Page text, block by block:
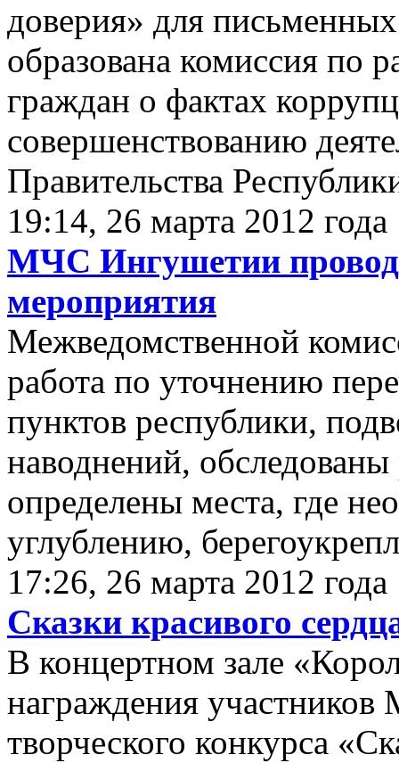
доверия» для
образована комиссия по
граждан о фактах
совершенствованию
Правительства
19:14, 26 марта 2012 года
МЧС Ингушетии
мероприятия
Межведомственной
работа по уточнению
пунктов республики,
наводнений,
определены места, где
углублению,
17:26, 26 марта 2012 года
Сказки красивого
В концертном зале
награждения участников
творческого конкурса